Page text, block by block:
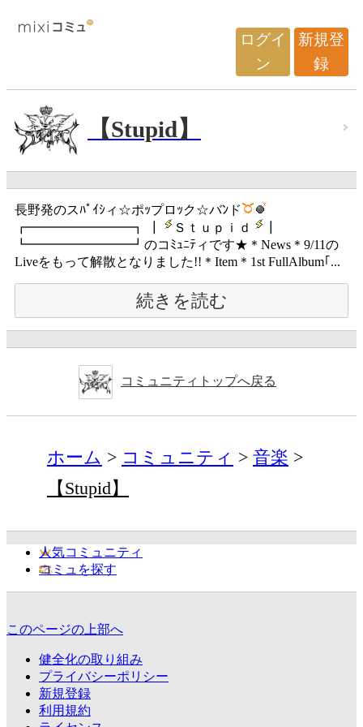
ログイ
ン
新規登
録
【Stupid】
長野発のスﾊﾟｲｼィ☆ポｯプロｯク☆バﾝド
┏━━━━━━━━┓ ┃
Ｓｔｕｐｉｄ
┗━━━━━━━━┛のコﾐｭﾆﾃィです★＊News＊9/11の
Liveをもって解散となりました!!＊Item＊1st FullAlbum｢...
続きを読む
コミュニティトップへ戻る
ホーム コミュニティ
音楽
【Stupid】
人気コミュニティ
コミュを探す
このページの上部へ
健全化の取り組み
プライバシーポリシー
新規登録
利用規約